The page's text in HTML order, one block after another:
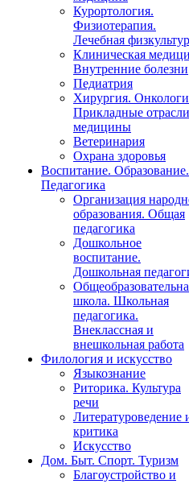
Курортология.
Физиотерапия.
Лечебная
Клиническая
Внутренние болезни
Педиатрия
Хирургия.
Прикладные отрасли
медицины
Ветеринария
Охрана здоровья
Воспитание. Образование.
Педагогика
Организация
образования. Общая
педагогика
Дошкольное
воспитание.
Дошкольная
школа. Школьная
педагогика.
Внеклассная и
внешкольная работа
Филология и искусство
Языкознание
Риторика. Культура
речи
Литературоведение
критика
Искусство
Дом. Быт. Спорт. Туризм
Благоустройство и